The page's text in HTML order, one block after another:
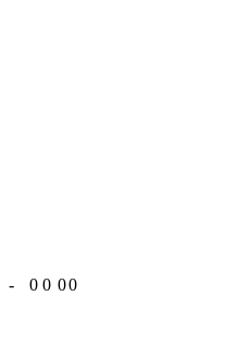
- 0 0 00